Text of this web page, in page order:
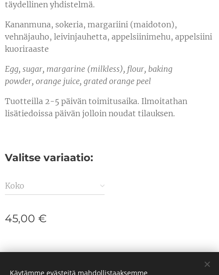
täydellinen yhdistelmä.
Kananmuna, sokeria, margariini (maidoton),
vehnäjauho, leivinjauhetta, appelsiinimehu, appelsiini
kuoriraaste
Egg, sugar, margarine (milkless), flour, baking
powder, orange juice, grated orange peel
Tuotteilla 2-5 päivän toimitusaika. Ilmoitathan
lisätiedoissa päivän jolloin noudat tilauksen.
Valitse variaatio:
Koko
45,00 €
Käytämme evästeitä mahdollistaaksemme